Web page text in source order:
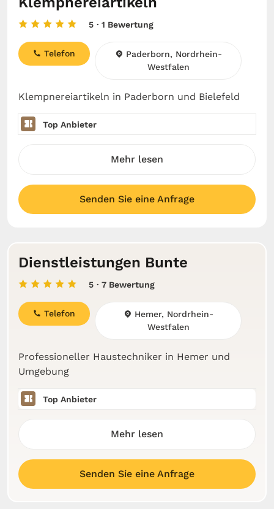
5 · 1 Bewertung
Klempnereiartikeln in Paderborn und Bielefeld
Telefon
Paderborn, Nordrhein-
Westfalen
Top Anbieter
Mehr lesen
Senden Sie eine Anfrage
Dienstleistungen Bunte
5 · 7 Bewertung
Professioneller Haustechniker in Hemer und
Umgebung
Telefon
Hemer, Nordrhein-
Westfalen
Top Anbieter
Mehr lesen
Senden Sie eine Anfrage